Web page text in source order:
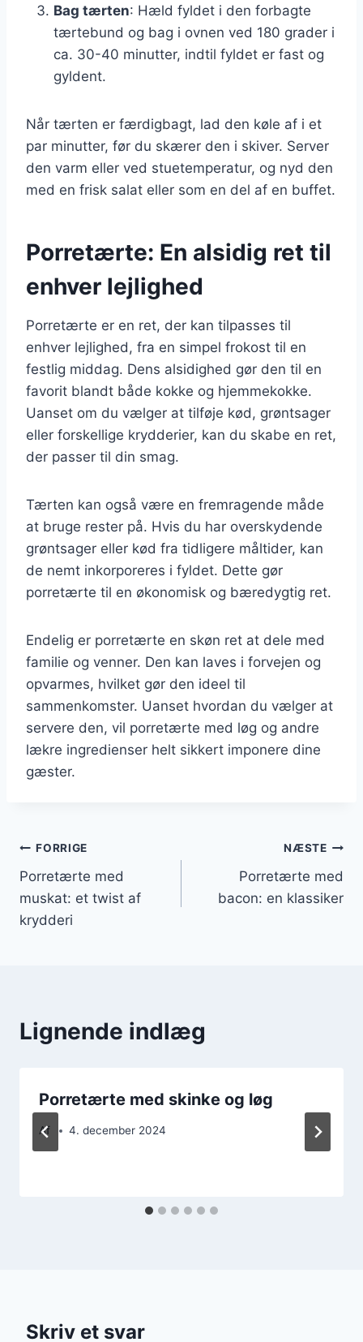
Bag tærten: Hæld fyldet i den forbagte
tærtebund og bag i ovnen ved 180 grader i
ca. 30-40 minutter, indtil fyldet er fast og
gyldent.
Når tærten er færdigbagt, lad den køle af i et
par minutter, før du skærer den i skiver. Server
den varm eller ved stuetemperatur, og nyd den
med en frisk salat eller som en del af en buffet.
Porretærte: En alsidig ret til
enhver lejlighed
Porretærte er en ret, der kan tilpasses til
enhver lejlighed, fra en simpel frokost til en
festlig middag. Dens alsidighed gør den til en
favorit blandt både kokke og hjemmekokke.
Uanset om du vælger at tilføje kød, grøntsager
eller forskellige krydderier, kan du skabe en ret,
der passer til din smag.
Tærten kan også være en fremragende måde
at bruge rester på. Hvis du har overskydende
grøntsager eller kød fra tidligere måltider, kan
de nemt inkorporeres i fyldet. Dette gør
porretærte til en økonomisk og bæredygtig ret.
Endelig er porretærte en skøn ret at dele med
familie og venner. Den kan laves i forvejen og
opvarmes, hvilket gør den ideel til
sammenkomster. Uanset hvordan du vælger at
servere den, vil porretærte med løg og andre
lækre ingredienser helt sikkert imponere dine
gæster.
Indlægsnavigation
FORRIGE
Porretærte med
muskat: et twist af
krydderi
NÆSTE
Porretærte med
bacon: en klassiker
Lignende indlæg
Porretærte med skinke og løg
Af 4. december 2024
Skriv et svar